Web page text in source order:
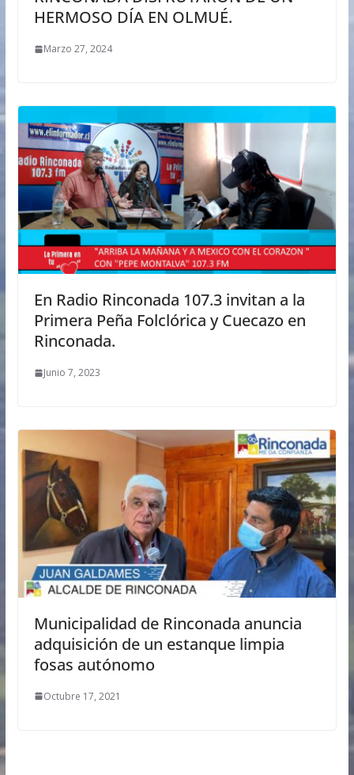
HERMOSO DÍA EN OLMUÉ.
Marzo 27, 2024
En Radio Rinconada 107.3 invitan a la
Primera Peña Folclórica y Cuecazo en
Rinconada.
Junio 7, 2023
Municipalidad de Rinconada anuncia
adquisición de un estanque limpia
fosas autónomo
Octubre 17, 2021